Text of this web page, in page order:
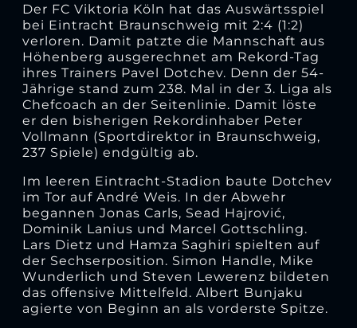
Der FC Viktoria Köln hat das Auswärtsspiel
bei Eintracht Braunschweig mit 2:4 (1:2)
verloren. Damit patzte die Mannschaft aus
Höhenberg ausgerechnet am Rekord-Tag
ihres Trainers Pavel Dotchev. Denn der 54-
Jährige stand zum 238. Mal in der 3. Liga als
Chefcoach an der Seitenlinie. Damit löste
er den bisherigen Rekordinhaber Peter
Vollmann (Sportdirektor in Braunschweig,
237 Spiele) endgültig ab.
Im leeren Eintracht-Stadion baute Dotchev
im Tor auf André Weis. In der Abwehr
begannen Jonas Carls, Sead Hajrović,
Dominik Lanius und Marcel Gottschling.
Lars Dietz und Hamza Saghiri spielten auf
der Sechserposition. Simon Handle, Mike
Wunderlich und Steven Lewerenz bildeten
das offensive Mittelfeld. Albert Bunjaku
agierte von Beginn an als vorderste Spitze.